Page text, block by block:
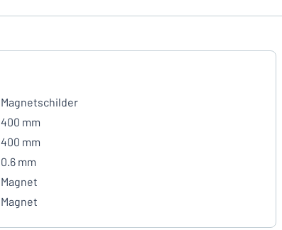
Magnetschilder
400 mm
400 mm
0.6 mm
Magnet
Magnet